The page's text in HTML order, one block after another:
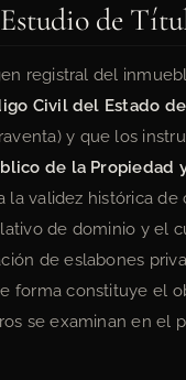
de
registral del
Civil del Estado
y que los
de la Propiedad
la validez histórica
de dominio y el
de eslabones
forma constituye el
se examinan en el